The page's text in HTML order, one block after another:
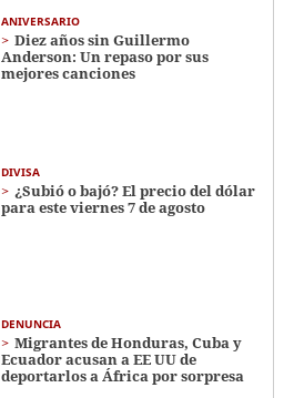
ANIVERSARIO
Diez años sin Guillermo
Anderson: Un repaso por sus
mejores canciones
DIVISA
¿Subió o bajó? El precio del dólar
para este viernes 7 de agosto
DENUNCIA
Migrantes de Honduras, Cuba y
Ecuador acusan a EE UU de
deportarlos a África por sorpresa